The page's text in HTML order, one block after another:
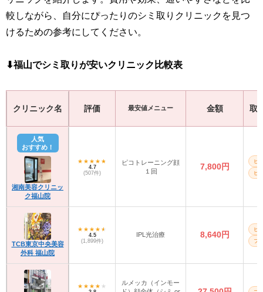
較しながら、自分にぴったりのシミ取りクリニックを見つ
けるための参考にしてください。
⬇︎福山でシミ取りが安いクリニック比較表
クリニック名 評価 最安値メニュー 金額 取
人気
おすすめ！
湘南美容クリニッ
ク福山院
4.7
(507件)
ピコトレーニング顔
１回
7,800円
ピ
ピ
TCB東京中央美容
外科 福山院
4.5
(1,899件)
IPL光治療 8,640円
ピ
フ
ルメッカ（インモー